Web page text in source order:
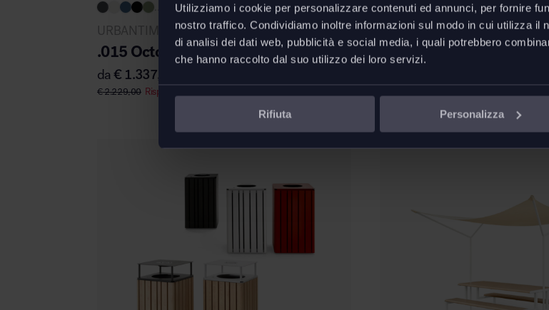
Utilizziamo i cookie per personalizzare contenuti ed annunci, per fornire
nostro traffico. Condividiamo inoltre informazioni sul modo in cui utilizza il
di analisi dei dati web, pubblicità e social media, i quali potrebbero
che hanno raccolto dal suo utilizzo dei loro servizi.
Rifiuta Personalizza
URBANTIME
.015 Octopus tavolo picnic con sedie
da€ 1.337,40
€2.229,00 Risparmi
...
URBANTIME
.015 panca